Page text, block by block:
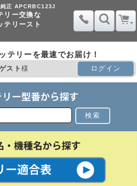
正 APCRBC123J
リー交換な
テリースト
テリーを最速でお届け！
スト様 ログイン
検索